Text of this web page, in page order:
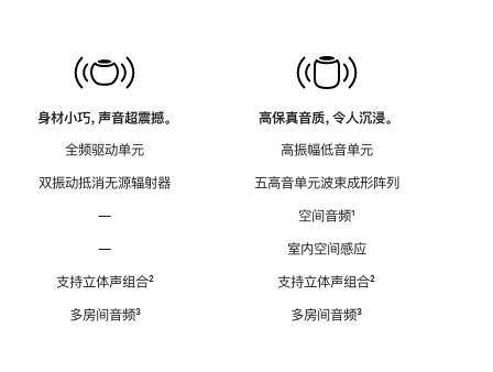
身材小巧，声音超震撼。
全频驱动单元
双振动抵消无源辐射器
—
—
支持立体声组合脚
²
多房间音频脚
³
高保真音质，令人沉浸。
高振幅低音单元
五高音单元波束成形阵列
空间音频脚
¹
室内空间感应
支持立体声组合脚
²
多房间音频脚
³